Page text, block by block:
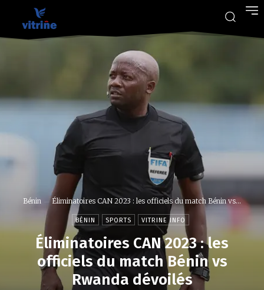
Bénin Éliminatoires CAN 2023 : les officiels du match Bénin vs...
BÉNIN SPORTS VITRINE INFO
Éliminatoires CAN 2023 : les
officiels du match Bénin vs
Rwanda dévoilés